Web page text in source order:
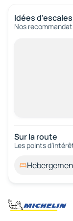
Idées d’escales
Nos
Sur la route
Les points